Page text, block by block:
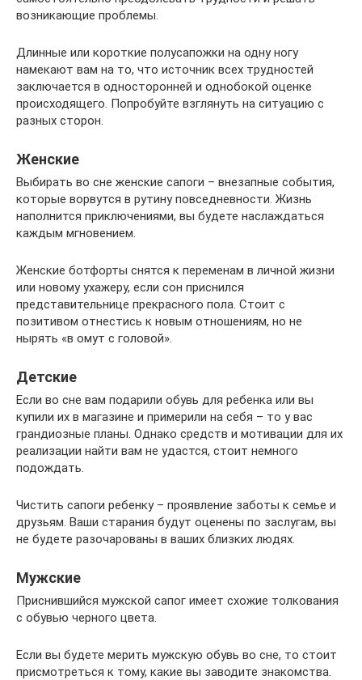
возникающие проблемы.
Длинные или короткие полусапожки на одну ногу
намекают вам на то, что источник всех трудностей
заключается в односторонней и однобокой оценке
происходящего. Попробуйте взглянуть на ситуацию с
разных сторон.
Женские
Выбирать во сне женские сапоги – внезапные события,
которые ворвутся в рутину повседневности. Жизнь
наполнится приключениями, вы будете наслаждаться
каждым мгновением.
Женские ботфорты снятся к переменам в личной жизни
или новому ухажеру, если сон приснился
представительнице прекрасного пола. Стоит с
позитивом отнестись к новым отношениям, но не
нырять «в омут с головой».
Детские
Если во сне вам подарили обувь для ребенка или вы
купили их в магазине и примерили на себя – то у вас
грандиозные планы. Однако средств и мотивации для их
реализации найти вам не удастся, стоит немного
подождать.
Чистить сапоги ребенку – проявление заботы к семье и
друзьям. Ваши старания будут оценены по заслугам, вы
не будете разочарованы в ваших близких людях.
Мужские
Приснившийся мужской сапог имеет схожие толкования
с обувью черного цвета.
Если вы будете мерить мужскую обувь во сне, то стоит
присмотреться к тому, какие вы заводите знакомства.